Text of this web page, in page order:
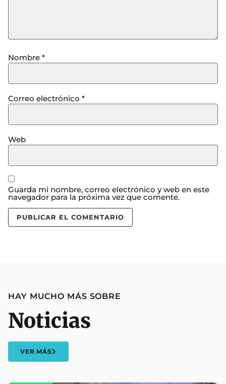
Nombre *
Correo electrónico *
Web
Guarda mi nombre, correo electrónico y web en este
navegador para la próxima vez que comente.
HAY MUCHO MÁS SOBRE
Noticias
VER MÁS